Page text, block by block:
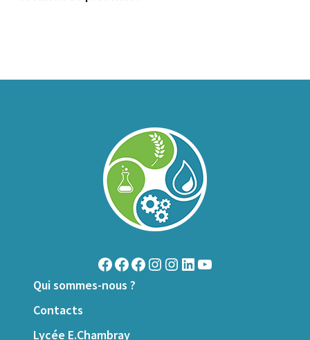
Qui sommes-nous ?
Contacts
Lycée E.Chambray